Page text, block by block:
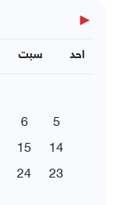
◀
سبت احد
5
6
14
15
23
24